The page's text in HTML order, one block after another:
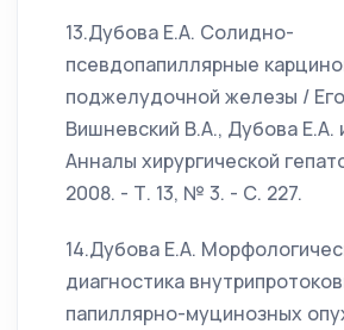
13.Дубова Е.А. Солидно-
псевдопапиллярные
поджелудочной железы /
Вишневский В.А., Дубова Е.А.
Анналы хирургической
2008. - Т. 13, № 3. - С. 227.
14.Дубова Е.А.
диагностика
папиллярно-муцинозных